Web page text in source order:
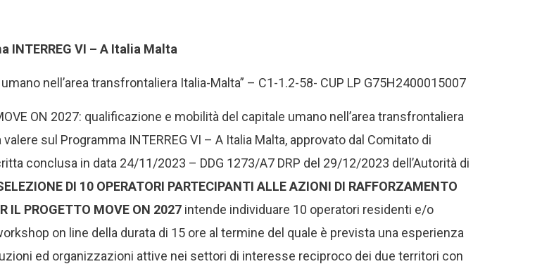
INTERREG VI – A Italia Malta
nell’area transfrontaliera Italia-Malta” – C1-1.2-58- CUP LP G75H2400015007
ON 2027: qualificazione e mobilità del capitale umano nell’area transfrontaliera
sul Programma INTERREG VI – A Italia Malta, approvato dal Comitato di
conclusa in data 24/11/2023 – DDG 1273/A7 DRP del 29/12/2023 dell’Autorità di
DI 10 OPERATORI PARTECIPANTI ALLE AZIONI DI RAFFORZAMENTO
IL PROGETTO MOVE ON 2027 intende individuare 10 operatori residenti e/o
on line della durata di 15 ore al termine del quale è prevista una esperienza
ed organizzazioni attive nei settori di interesse reciproco dei due territori con